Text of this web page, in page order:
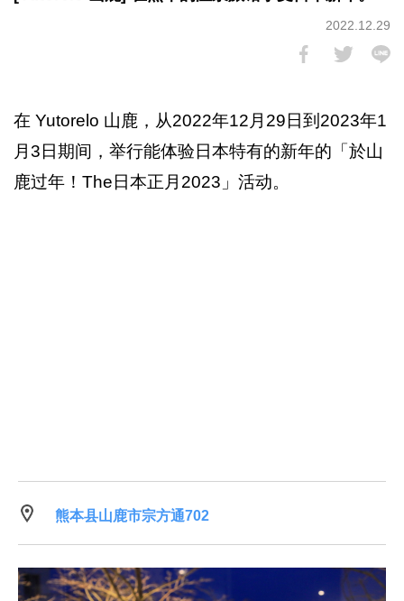
2022.12.29
在 Yutorelo 山鹿，从2022年12月29日到2023年1
月3日期间，举行能体验日本特有的新年的「於山
鹿过年！The日本正月2023」活动。
熊本县山鹿市宗方通702